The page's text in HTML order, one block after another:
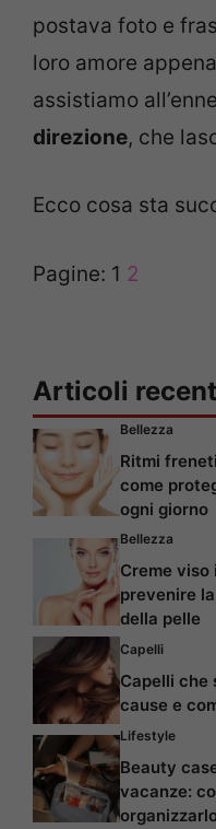
postava foto e
loro amore
assistiamo
direzione, che
Ecco cosa sta
Pagine: 1 2
Articoli
Bellezza
Ritmi
come
ogni giorno
Bellezza
Creme
prevenire
della pelle
Capelli
Capelli che
cause e
Lifestyle
Beauty
vacanze: